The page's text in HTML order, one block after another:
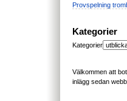
Provspelning
Kategorier
Kategorier
Välkommen att
inlägg sedan